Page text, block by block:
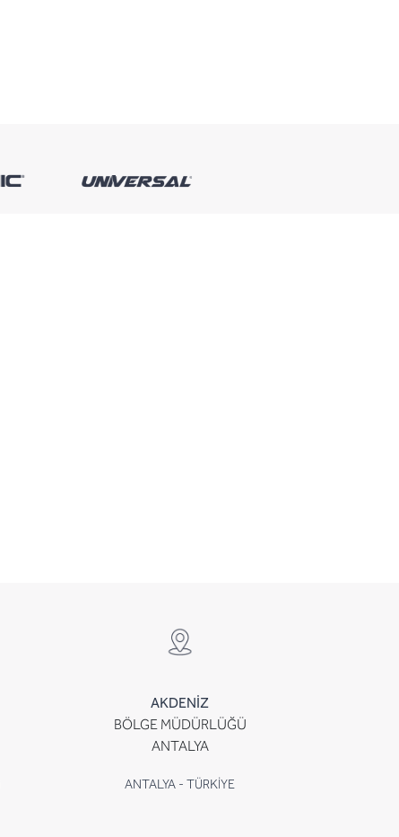
AKDENİZ
BÖLGE MÜDÜRLÜĞÜ
ANTALYA
ANTALYA - TÜRKİYE